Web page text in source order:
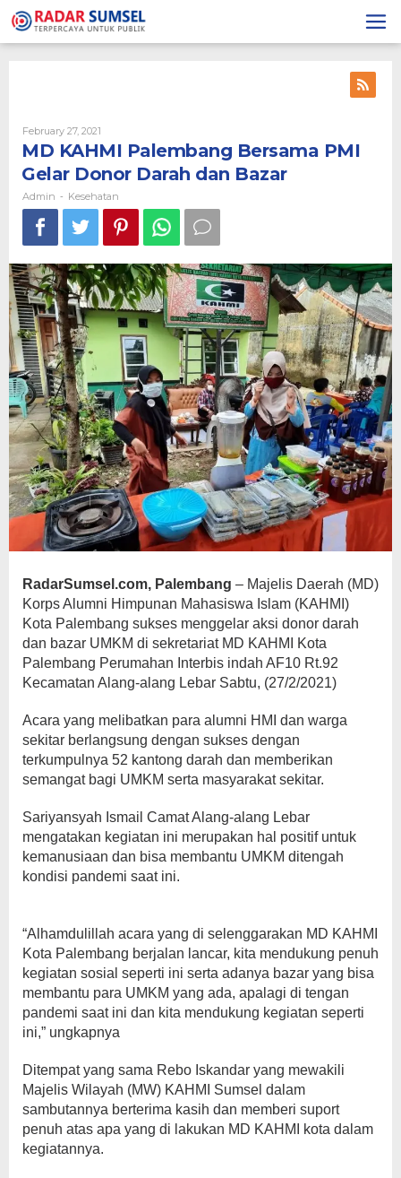
Skip
to
content
February 27, 2021
Admin
MD KAHMI Palembang Bersama PMI
Gelar Donor Darah dan Bazar
Admin - Kesehatan
RadarSumsel.com, Palembang – Majelis Daerah (MD)
Korps Alumni Himpunan Mahasiswa Islam (KAHMI)
Kota Palembang sukses menggelar aksi donor darah
dan bazar UMKM di sekretariat MD KAHMI Kota
Palembang Perumahan Interbis indah AF10 Rt.92
Kecamatan Alang-alang Lebar Sabtu, (27/2/2021)
Acara yang melibatkan para alumni HMI dan warga
sekitar berlangsung dengan sukses dengan
terkumpulnya 52 kantong darah dan memberikan
semangat bagi UMKM serta masyarakat sekitar.
Sariyansyah Ismail Camat Alang-alang Lebar
mengatakan kegiatan ini merupakan hal positif untuk
kemanusiaan dan bisa membantu UMKM ditengah
kondisi pandemi saat ini.
“Alhamdulillah acara yang di selenggarakan MD KAHMI
Kota Palembang berjalan lancar, kita mendukung penuh
kegiatan sosial seperti ini serta adanya bazar yang bisa
membantu para UMKM yang ada, apalagi di tengan
pandemi saat ini dan kita mendukung kegiatan seperti
ini,” ungkapnya
Ditempat yang sama Rebo Iskandar yang mewakili
Majelis Wilayah (MW) KAHMI Sumsel dalam
sambutannya berterima kasih dan memberi suport
penuh atas apa yang di lakukan MD KAHMI kota dalam
kegiatannya.